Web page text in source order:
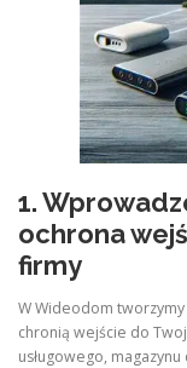
1.
ochrona
firmy
W Wideodom tworzymy
chronią wejście do
usługowego,